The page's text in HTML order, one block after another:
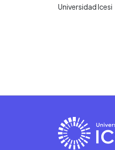
Universidad Icesi